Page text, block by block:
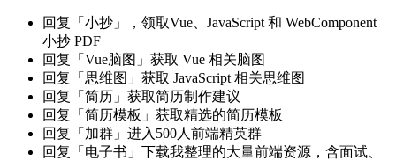
回复「小抄」，领取Vue、JavaScript 和 WebComponent
小抄 PDF
回复「Vue脑图」获取 Vue 相关脑图
回复「思维图」获取 JavaScript 相关思维图
回复「简历」获取简历制作建议
回复「简历模板」获取精选的简历模板
回复「加群」进入500人前端精英群
回复「电子书」下载我整理的大量前端资源，含面试、